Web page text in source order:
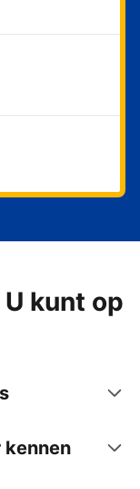
kunt op
kennen